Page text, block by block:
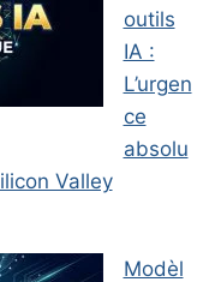
outils
IA :
L’urgen
ce
absolu
Valley
Modèl